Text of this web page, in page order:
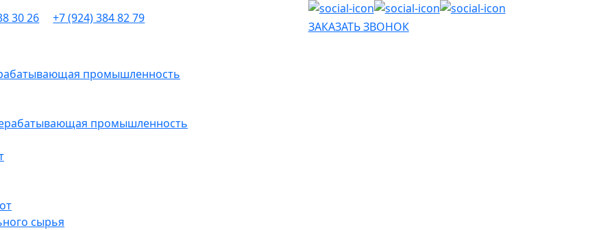
промышленность
сырья
30 26 +7 (924) 384 82 79
ЗАКАЗАТЬ ЗВОНОК
промышленность